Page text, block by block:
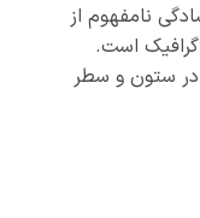
نامفهوم از
است.
و سطر